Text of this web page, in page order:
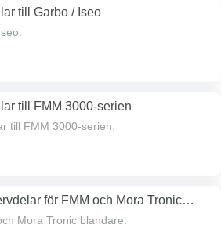
till Garbo / Iseo
till FMM 3000-serien
till FMM 3000-serien.
för FMM och Mora Tronic
Mora Tronic blandare.